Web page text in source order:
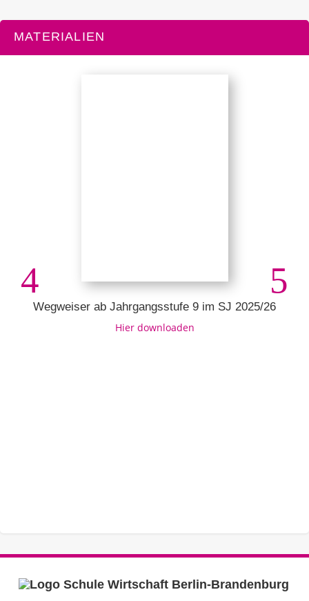
MATERIALIEN
Wegweiser ab Jahrgangsstufe 9 im SJ 2025/26
Hier downloaden